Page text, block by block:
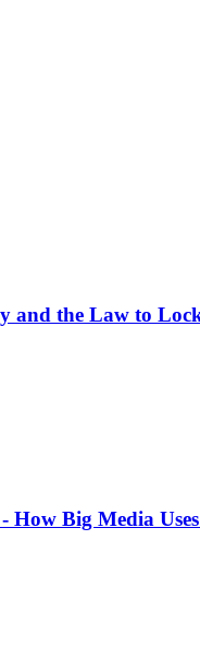
and the Law to
How Big Media